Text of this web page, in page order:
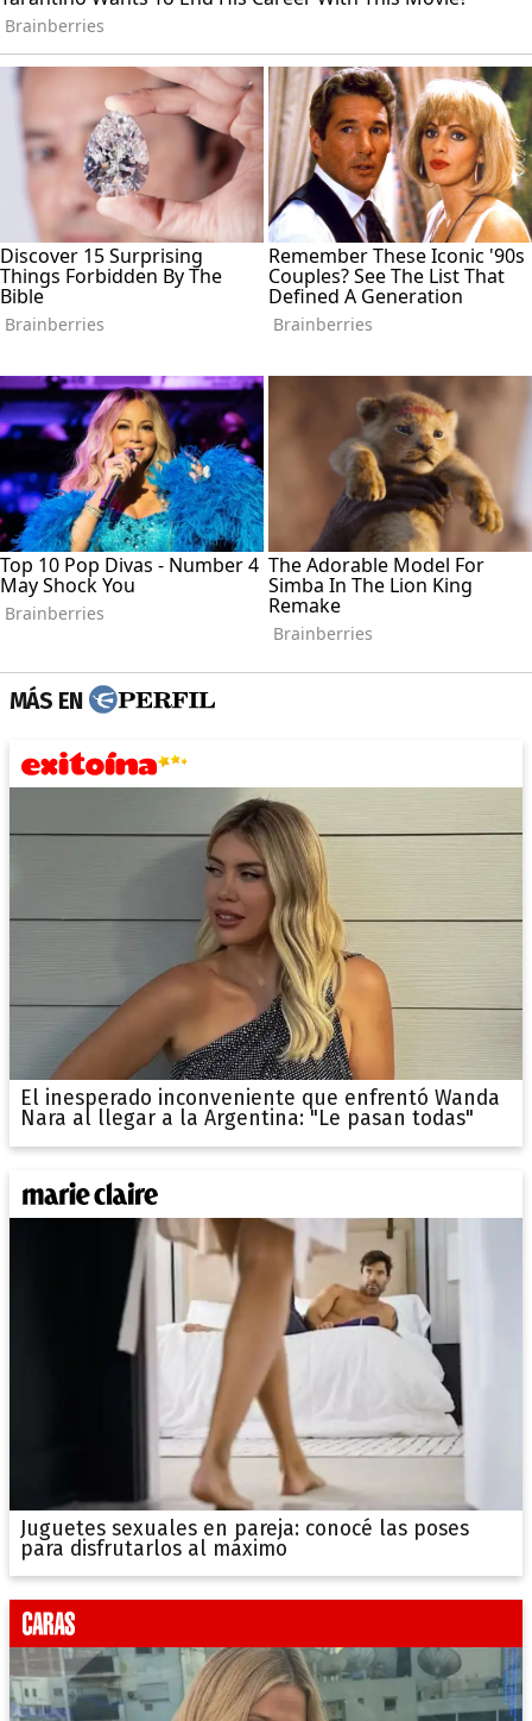
MÁS EN
El inesperado inconveniente que enfrentó Wanda
Nara al llegar a la Argentina: "Le pasan todas"
Juguetes sexuales en pareja: conocé las poses
para disfrutarlos al máximo